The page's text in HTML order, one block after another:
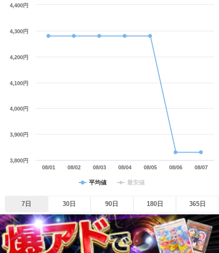
平均値 最安値
08/01 08/02 08/03 08/04 08/05 08/06 08/07
3,800円
3,900円
4,000円
4,100円
4,200円
4,300円
4,400円
7日 30日 90日 180日 365日